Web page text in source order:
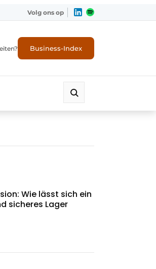
Volg ons op
Business-Index
Wie lässt sich ein
sicheres Lager